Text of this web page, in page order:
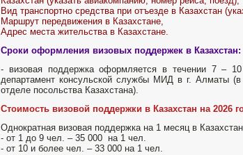
Вид транспортно средства при отъезде в Казахстан
Маршрут передвижения в Казахстане,
Адрес места жительства в Казахстане.
Сроки оформления визовых поддержек в Казахстан:
- визовая поддержка оформляется в течении 7 –
департамент консульской службы МИД в г. Алматы
отделе посольства Казахстана).
Стоимость визовой поддержки в Казахстан на 2026
Однократная визовая поддержка на 1 месяц в
- от 1 до 9 чел. – 35 000 на 1 чел.
- от 10 и более чел. – 33 000 на 1 чел.